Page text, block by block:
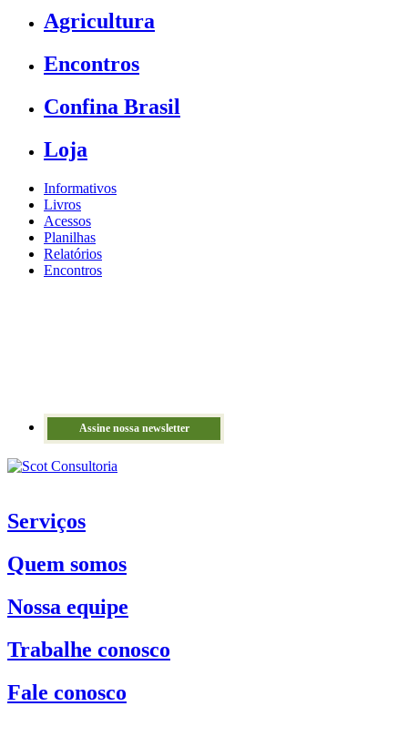
Agricultura
Encontros
Confina Brasil
Loja
Informativos
Livros
Acessos
Planilhas
Relatórios
Encontros
Assine nossa newsletter
Serviços
Quem somos
Nossa equipe
Trabalhe conosco
Fale conosco